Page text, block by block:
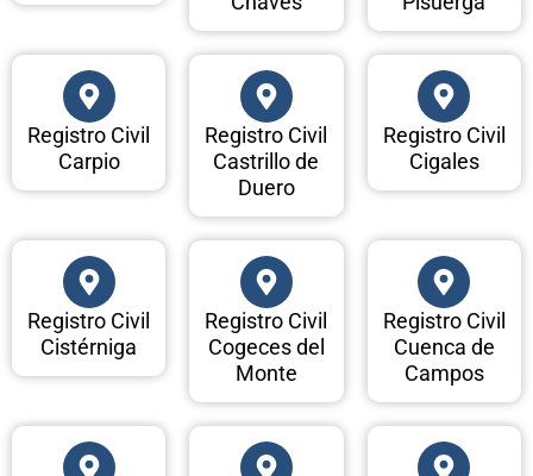
Registro Civil
Carpio
Registro Civil
Castrillo de
Duero
Registro Civil
Cigales
Registro Civil
Cistérniga
Registro Civil
Cogeces del
Monte
Registro Civil
Cuenca de
Campos